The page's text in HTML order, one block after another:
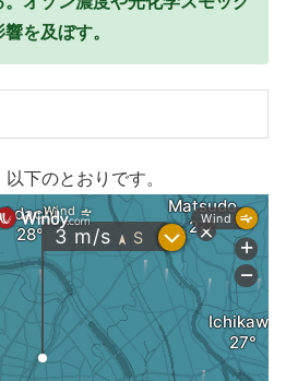
を及ぼす。
下のとおりです。